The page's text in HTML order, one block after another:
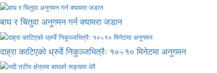
बाघ र चितुवा अनुगमन गर्न क्यामरा जडान
दाह्रा काटिएको ध्रुर्वे निकुञ्जभित्रैः १०÷१० मिनेटमा अनुगमन